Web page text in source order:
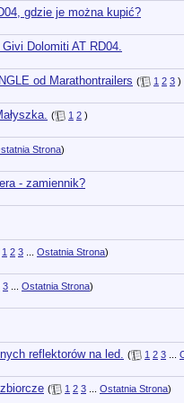
gdzie je można kupić?
Dolomiti AT RD04.
od Marathontrailers ( 1 2 3 )
( 1 2 )
Strona)
- zamiennik?
1 2 3 Ostatnia Strona)
3 Ostatnia Strona)
reflektorów na led. ( 1 2 3
( 1 2 3 Ostatnia Strona)